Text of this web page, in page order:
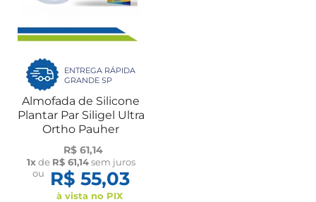
ENTREGA RÁPIDA
GRANDE SP
Almofada de Silicone
Plantar Par Siligel Ultra
Ortho Pauher
R$ 61,14
1xde R$ 61,14sem juros
ou
R$ 55,03
à vista no PIX